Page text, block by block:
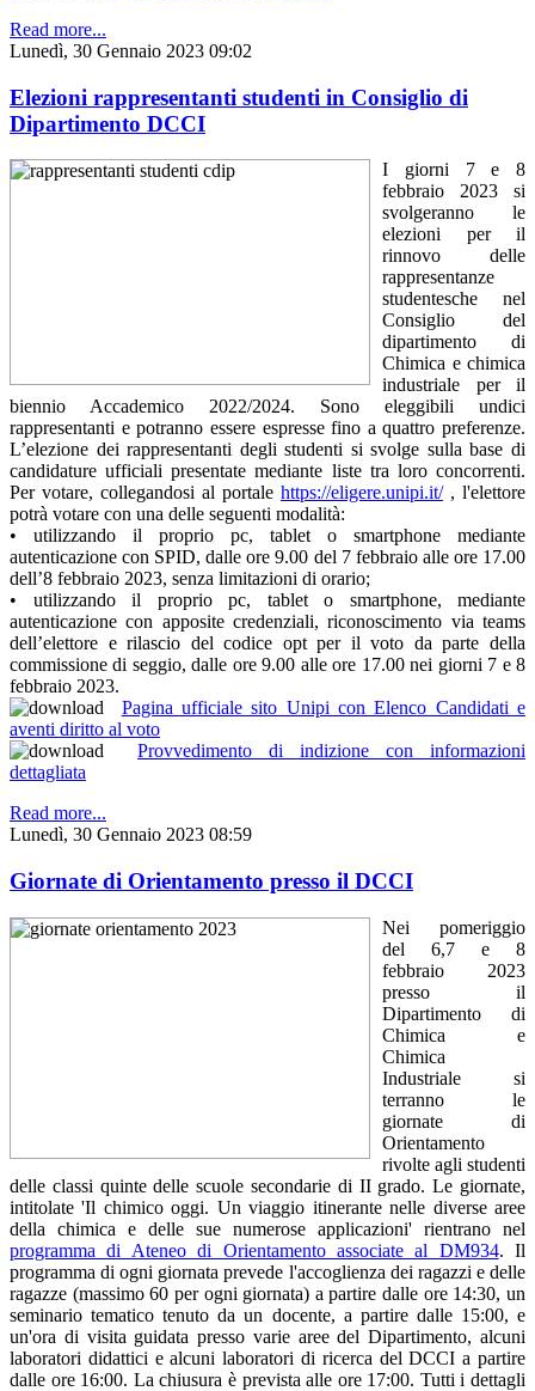
Read more...
Lunedì, 30 Gennaio 2023 09:02
Elezioni rappresentanti studenti in Consiglio di
Dipartimento DCCI
I giorni 7 e 8
febbraio 2023 si
svolgeranno le
elezioni per il
rinnovo delle
rappresentanze
studentesche nel
Consiglio del
dipartimento di
Chimica e chimica
industriale per il
biennio Accademico 2022/2024. Sono eleggibili undici
rappresentanti e potranno essere espresse fino a quattro preferenze.
L’elezione dei rappresentanti degli studenti si svolge sulla base di
candidature ufficiali presentate mediante liste tra loro concorrenti.
Per votare, collegandosi al portale https://eligere.unipi.it/, l'elettore
potrà votare con una delle seguenti modalità:
• utilizzando il proprio pc, tablet o smartphone mediante
autenticazione con SPID, dalle ore 9.00 del 7 febbraio alle ore 17.00
dell’8 febbraio 2023, senza limitazioni di orario;
• utilizzando il proprio pc, tablet o smartphone, mediante
autenticazione con apposite credenziali, riconoscimento via teams
dell’elettore e rilascio del codice opt per il voto da parte della
commissione di seggio, dalle ore 9.00 alle ore 17.00 nei giorni 7 e 8
febbraio 2023.
Pagina ufficiale sito Unipi con Elenco Candidati e
aventi diritto al voto
Provvedimento di indizione con informazioni
dettagliata
Read more...
Lunedì, 30 Gennaio 2023 08:59
Giornate di Orientamento presso il DCCI
Nei pomeriggio
del 6,7 e 8
febbraio 2023
presso il
Dipartimento di
Chimica e
Chimica
Industriale si
terranno le
giornate di
Orientamento
rivolte agli studenti
delle classi quinte delle scuole secondarie di II grado. Le giornate,
intitolate 'Il chimico oggi. Un viaggio itinerante nelle diverse aree
della chimica e delle sue numerose applicazioni' rientrano nel
programma di Ateneo di Orientamento associate al DM934. Il
programma di ogni giornata prevede l'accoglienza dei ragazzi e delle
ragazze (massimo 60 per ogni giornata) a partire dalle ore 14:30, un
seminario tematico tenuto da un docente, a partire dalle 15:00, e
un'ora di visita guidata presso varie aree del Dipartimento, alcuni
laboratori didattici e alcuni laboratori di ricerca del DCCI a partire
dalle ore 16:00. La chiusura è prevista alle ore 17:00. Tutti i dettagli